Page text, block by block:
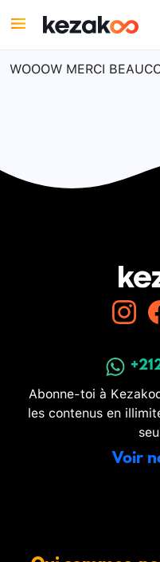
WOOOW MERCI
Abonne-toi à
les contenus en
Voir